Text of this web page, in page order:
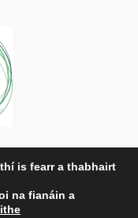
is fearr a thabhairt
na fianáin a